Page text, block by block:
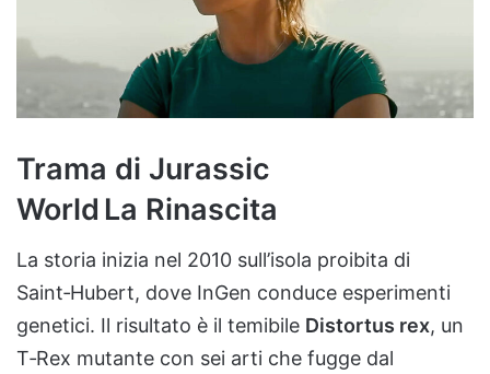
Trama di Jurassic
World La Rinascita
La storia inizia nel 2010 sull’isola proibita di
Saint‑Hubert, dove InGen conduce esperimenti
genetici. Il risultato è il temibile Distortus rex, un
T‑Rex mutante con sei arti che fugge dal